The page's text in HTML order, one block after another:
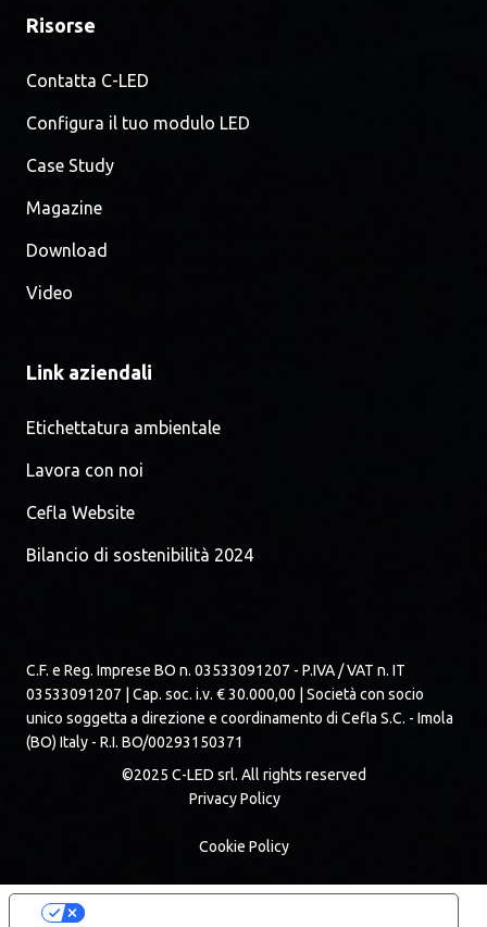
Risorse
Contatta C-LED
Configura il tuo modulo LED
Case Study
Magazine
Download
Video
Link aziendali
Etichettatura ambientale
Lavora con noi
Cefla Website
Bilancio di sostenibilità 2024
C.F. e Reg. Imprese BO n. 03533091207 - P.IVA / VAT n. IT
03533091207 | Cap. soc. i.v. € 30.000,00 | Società con socio
unico soggetta a direzione e coordinamento di Cefla S.C. - Imola
(BO) Italy - R.I. BO/00293150371
©2025 C-LED srl. All rights reserved
Privacy Policy
Cookie Policy
Le tue preferenze relative alla privacy